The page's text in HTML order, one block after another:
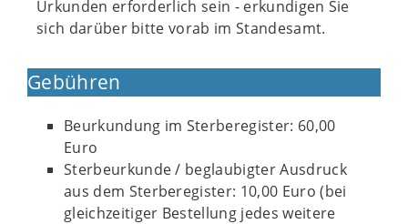
Urkunden erforderlich sein - erkundigen Sie
sich darüber bitte vorab im Standesamt.
Gebühren
Beurkundung im Sterberegister: 60,00
Euro
Sterbeurkunde / beglaubigter Ausdruck
aus dem Sterberegister: 10,00 Euro (bei
gleichzeitiger Bestellung jedes weitere